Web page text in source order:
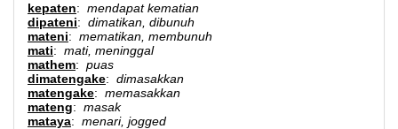
kepaten: mendapat kematian
dipateni: dimatikan, dibunuh
mateni: mematikan, membunuh
mati: mati, meninggal
mathem: puas
dimatengake: dimasakkan
matengake: memasakkan
mateng: masak
mataya: menari, jogged